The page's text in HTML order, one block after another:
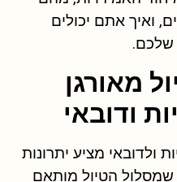
ואיך אתם יכולים
שלכם.
מאורגן
ודובאי
ולדובאי מציע יתרונות
שמסלול הטיול מותאם